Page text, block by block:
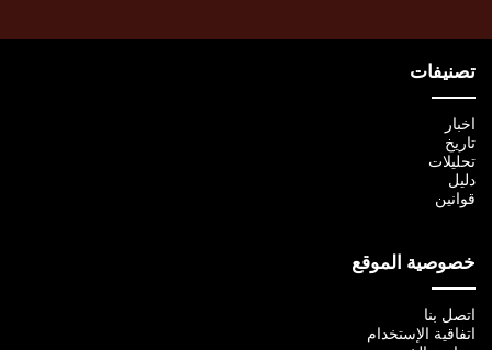
تصنيفات
اخبار
تاريخ
تحليلات
دليل
قوانين
خصوصية الموقع
اتصل بنا
اتفاقية الإستخدام